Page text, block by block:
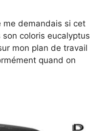
me demandais si cet
coloris eucalyptus
mon plan de travail
quand on